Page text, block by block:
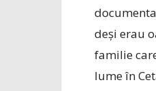
deși erau
familie
lume în